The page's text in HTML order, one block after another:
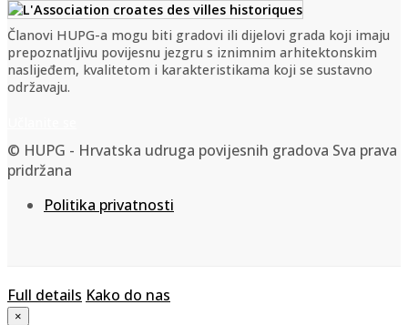
Članovi HUPG-a mogu biti gradovi ili dijelovi grada koji imaju
prepoznatljivu povijesnu jezgru s iznimnim arhitektonskim
naslijeđem, kvalitetom i karakteristikama koji se sustavno
održavaju.
© HUPG - Hrvatska udruga povijesnih gradova Sva prava
pridržana
Politika privatnosti
Full details Kako do nas
×